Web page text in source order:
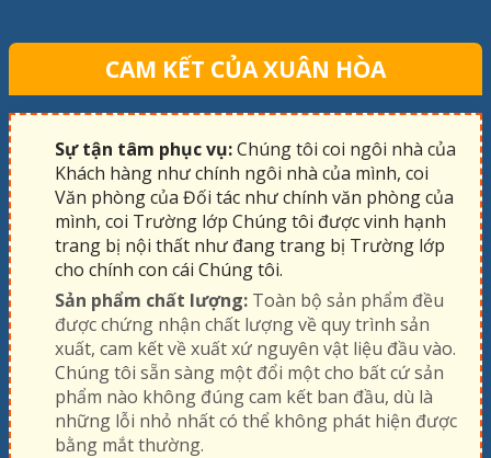
CAM KẾT CỦA XUÂN HÒA
Sự tận tâm phục vụ:Chúng tôi coi ngôi nhà của
Khách hàng như chính ngôi nhà của mình, coi
Văn phòng của Đối tác như chính văn phòng của
mình, coi Trường lớp Chúng tôi được vinh hạnh
trang bị nội thất như đang trang bị Trường lớp
cho chính con cái Chúng tôi.
Sản phẩm chất lượng: Toàn bộ sản phẩm đều
được chứng nhận chất lượng về quy trình sản
xuất, cam kết về xuất xứ nguyên vật liệu đầu vào.
Chúng tôi sẵn sàng một đổi một cho bất cứ sản
phẩm nào không đúng cam kết ban đầu, dù là
những lỗi nhỏ nhất có thể không phát hiện được
bằng mắt thường.